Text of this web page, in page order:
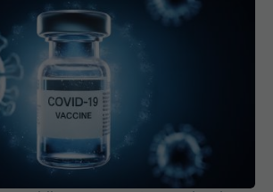
condiţiile de acces la vaccinurile
Cine mai are voie să se vaccineze